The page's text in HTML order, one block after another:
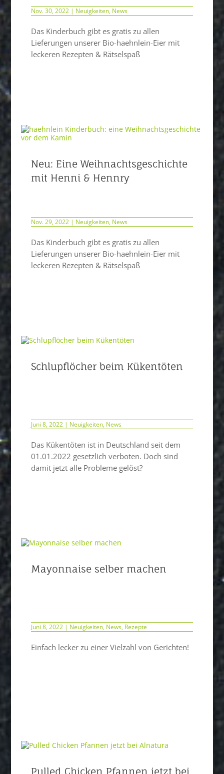
Nov. 30, 2022| Neuigkeiten, News
Das Kinderbuch gibt es gratis zu allen
Lieferungen unserer Bio-haehnlein-Eier mit
leckeren Rezepten & Rätselspaß
Neu: Eine Weihnachtsgeschichte
mit Henni & Hennry
Nov. 29, 2022| Neuigkeiten, News
Das Kinderbuch gibt es gratis zu allen
Lieferungen unserer Bio-haehnlein-Eier mit
leckeren Rezepten & Rätselspaß
Schlupflöcher beim Kükentöten
Juni 8, 2022| Neuigkeiten, News
Das Kükentöten ist in Deutschland seit dem
01.01.2022 gesetzlich verboten. Doch sind
damit jetzt alle Probleme gelöst?
Mayonnaise selber machen
Juni 8, 2022| Neuigkeiten, News, Rezepte
Einfach lecker zu einer Vielzahl von Gerichten!